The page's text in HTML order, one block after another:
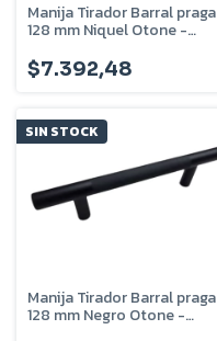
Manija Tirador Barral praga
128 mm Niquel Otone -
$7.392,48
SIN STOCK
Manija Tirador Barral praga
128 mm Negro Otone -